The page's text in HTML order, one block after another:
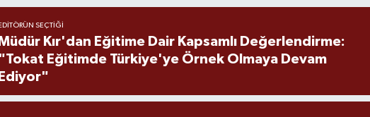
EDITÖRÜN SEÇTIĞI
Kır'dan Eğitime Dair Kapsamlı Değerlendirme:
"Tokat Eğitimde Türkiye'ye Örnek Olmaya Devam
Ediyor"